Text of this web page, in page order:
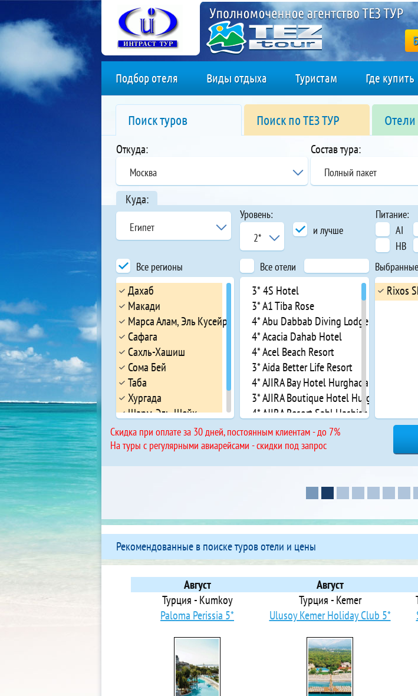
Подбор отеля Виды отдыха Туристам Где купить
Поиск туров Поиск по ТЕЗ ТУР Отели
Откуда:
Москва
Состав тура:
Полный пакет
Куда:
Египет
Уровень:
2*
и лучше
Питание:
AI
HB
Все регионы
Дахаб
Макади
Марса Алам, Эль Кусейр
Сафага
Сахль-Хашиш
Сома Бей
Таба
Хургада
Шарм-Эль-Шейх
Эль Гуна
Все отели
3* 4S Hotel
3* A1 Tiba Rose
4* Abu Dabbab Diving Lodge
4* Acacia Dahab Hotel
4* Acel Beach Resort
3* Aida Better Life Resort
4* AJIRA Bay Hotel Hurghada Marina
3* AJIRA Boutique Hotel Hurghada Marina
4* AJIRA Resort Sahl Hashish
5* Akassia Swiss Resort
4* Al Bostan
5* Al Kasr Sahl Hasheesh
4* Albatros Aqua Blu Resort
5* Albatros Aqua Park Sharm
5* Albatros Makadi Resort
4* Albatros Sharm Resort
3* Alf Leila Boutique Hotel
4* Ali Baba Hotel
4* Ali Baba Palace
4* Alia Beach Resort
3* Amar Sina Egyptian Village
4* Amarante Garden Palms
5* Amarina Abu Soma Resort & Aquapark
Rixos
Cкидка при оплате за 30 дней, постоянным клиентам - до 7%
На туры с регулярными авиарейсами - скидки под запрос
Рекомендованные в поиске туров отели и цены
Август
Турция - Kumkoy
Paloma Perissia 5*
Август
Турция - Kemer
Ulusoy Kemer Holiday Club 5*